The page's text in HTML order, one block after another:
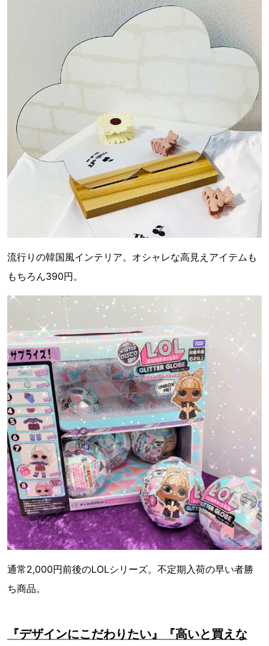
流行りの韓国風インテリア。オシャレな高見えアイテムも
もちろん390円。
通常2,000円前後のLOLシリーズ。不定期入荷の早い者勝
ち商品。
『デザインにこだわりたい』『高いと買えな